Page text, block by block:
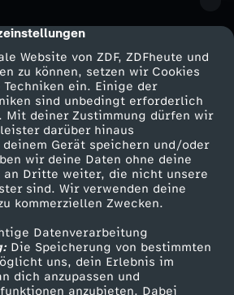
Website von ZDF, ZDFheute und
zu können, setzen wir Cookies
ein. Einige der
sind unbedingt erforderlich
Mit deiner Zustimmung dürfen wir
darüber hinaus
Gerät speichern und/oder
wir deine Daten ohne deine
Dritte weiter, die nicht unsere
sind. Wir verwenden deine
kommerziellen Zwecken.
Datenverarbeitung
Die Speicherung von bestimmten
uns, dein Erlebnis im
dich anzupassen und
anzubieten. Dabei
Service
ZDFmitreden
Kontakt zum ZDF
Tickets
Zuschauerservice
Hilfe